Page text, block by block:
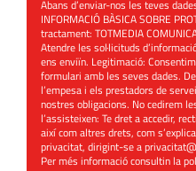
Abans d’enviar-nos les teves
INFORMACIÓ BÀSICA SOBRE
tractament: TOTMEDIA
Atendre les sol·licituds
ens enviïn. Legitimació:
formulari amb les seves dades.
l’empesa i els prestadors de
nostres obligacions. No cedirem
l’assisteixen: Te dret a accedir,
així com altres drets, com
privacitat, dirigint-se a
Per més informació consultin la